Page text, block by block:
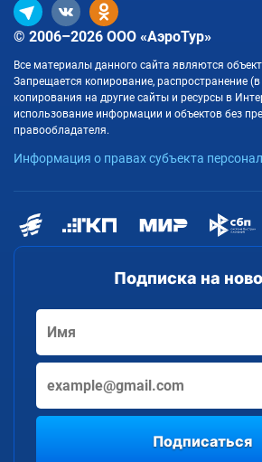
Подписка на
Подписаться
© 2006–2026 ООО «АэроТур»
Все материалы данного сайта являются
Запрещается копирование, распространение
копирования на другие сайты и ресурсы в
использование информации и объектов без
правообладателя.
Информация о правах субъекта